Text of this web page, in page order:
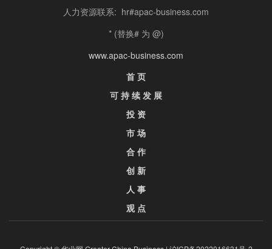
人力资源联系: hr#apac-business.com
* (替换# 为 @)
www.apac-business.com
首 页
可 持 续 发 展
投 资
市 场
合 作
创 新
人 事
观 点